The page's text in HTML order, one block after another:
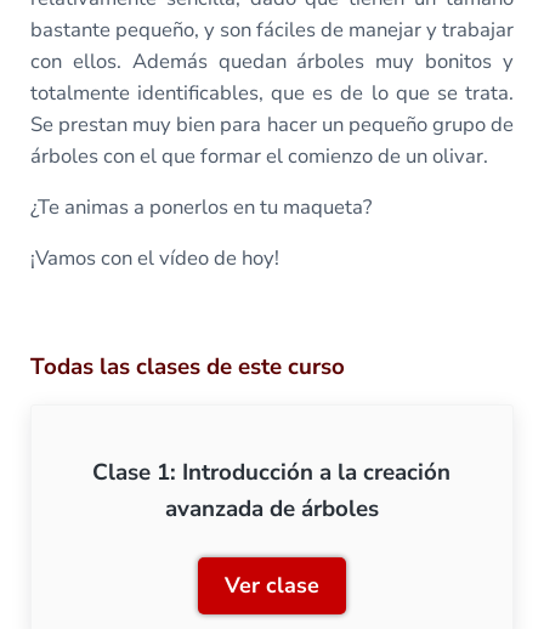
bastante pequeño, y son fáciles de manejar y trabajar
con ellos. Además quedan árboles muy bonitos y
totalmente identificables, que es de lo que se trata.
Se prestan muy bien para hacer un pequeño grupo de
árboles con el que formar el comienzo de un olivar.
¿Te animas a ponerlos en tu maqueta?
¡Vamos con el vídeo de hoy!
Todas las clases de este curso
Clase 1: Introducción a la creación
avanzada de árboles
Ver claseClase 1: Introducción a la